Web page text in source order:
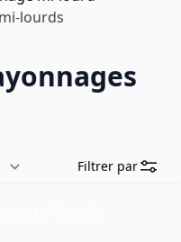
lourds
Filtrer par